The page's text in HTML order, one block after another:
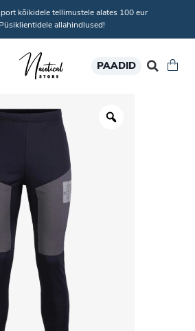
kõikidele tellimustele alates 100 eur
Püsiklientidele allahindlused!
PAADID